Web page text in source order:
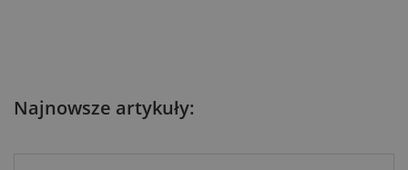
Najnowsze artykuły: